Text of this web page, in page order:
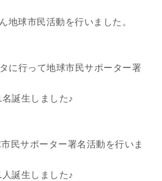
地球市民活動を行いました。
に行って地球市民サポーター署
誕生しました♪
民サポーター署名活動を行いま
誕生しました♪